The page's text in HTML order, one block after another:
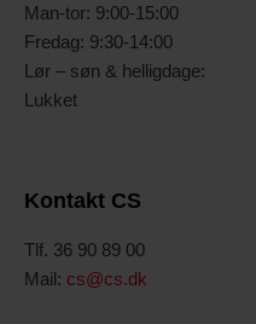
Man-tor: 9:00-15:00
Fredag: 9:30-14:00
Lør – søn & helligdage:
Lukket
Kontakt CS
Tlf. 36 90 89 00
Mail: cs@cs.dk